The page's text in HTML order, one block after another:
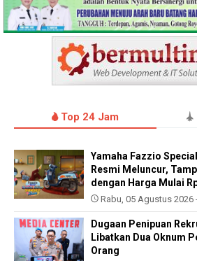
Top 24 Jam
Yamaha Fazzio
Resmi Meluncur,
dengan Harga Mulai
Rabu, 05 Agustus 2026
Dugaan Penipuan
Libatkan Dua Oknum
Orang